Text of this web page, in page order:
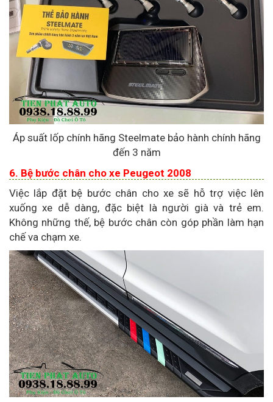
Áp suất lốp chính hãng Steelmate bảo hành chính hãng
đến 3 năm
6. Bệ bước chân cho xe Peugeot 2008
Việc lắp đặt bệ bước chân cho xe sẽ hỗ trợ việc lên
xuống xe dễ dàng, đặc biệt là người già và trẻ em.
Không những thế, bệ bước chân còn góp phần làm hạn
chế va chạm xe.